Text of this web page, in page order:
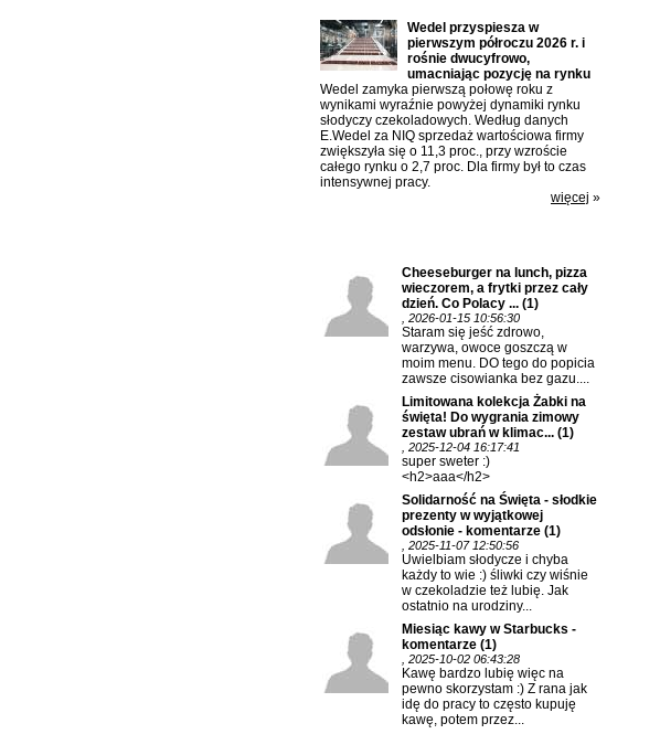
Wedel przyspiesza w
pierwszym półroczu 2026 r. i
rośnie dwucyfrowo,
umacniając pozycję na rynku
Wedel zamyka pierwszą połowę roku z
wynikami wyraźnie powyżej dynamiki rynku
słodyczy czekoladowych. Według danych
E.Wedel za NIQ sprzedaż wartościowa firmy
zwiększyła się o 11,3 proc., przy wzroście
całego rynku o 2,7 proc. Dla firmy był to czas
intensywnej pracy.
więcej »
Cheeseburger na lunch, pizza
wieczorem, a frytki przez cały
dzień. Co Polacy ... (1)
, 2026-01-15 10:56:30
Staram się jeść zdrowo,
warzywa, owoce goszczą w
moim menu. DO tego do popicia
zawsze cisowianka bez gazu....
Limitowana kolekcja Żabki na
święta! Do wygrania zimowy
zestaw ubrań w klimac... (1)
, 2025-12-04 16:17:41
super sweter :)
<h2>aaa</h2>
Solidarność na Święta - słodkie
prezenty w wyjątkowej
odsłonie - komentarze (1)
, 2025-11-07 12:50:56
Uwielbiam słodycze i chyba
każdy to wie :) śliwki czy wiśnie
w czekoladzie też lubię. Jak
ostatnio na urodziny...
Miesiąc kawy w Starbucks -
komentarze (1)
, 2025-10-02 06:43:28
Kawę bardzo lubię więc na
pewno skorzystam :) Z rana jak
idę do pracy to często kupuję
kawę, potem przez...